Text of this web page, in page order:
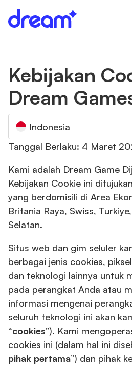
Kebijakan
Dream
Indonesia
Tanggal Berlaku: 4 Maret
Kami adalah Dream Game
Kebijakan Cookie ini
yang berdomisili di Area
Britania Raya, Swiss,
Selatan.
Situs web dan gim seluler
berbagai jenis cookies,
dan teknologi lainnya untuk
pada perangkat Anda atau
informasi mengenai
seluruh teknologi ini akan
“cookies”). Kami
cookies ini (dalam hal ini
pihak pertama”) dan pihak